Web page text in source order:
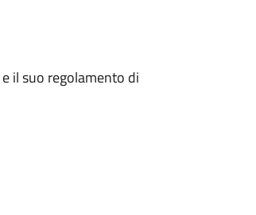
e il suo regolamento di